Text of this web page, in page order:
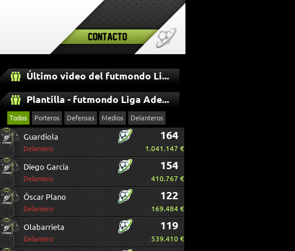
Contacto
Último video del futmondo Liga Adelante
Plantilla - futmondo Liga Adelante
Todos Porteros Defensas Medios Delanteros
Guardiola
Delantero
164
1.041.147 €
Diego García
Delantero
154
410.767 €
Óscar Plano
Delantero
122
169.484 €
Olabarrieta
Delantero
119
539.410 €